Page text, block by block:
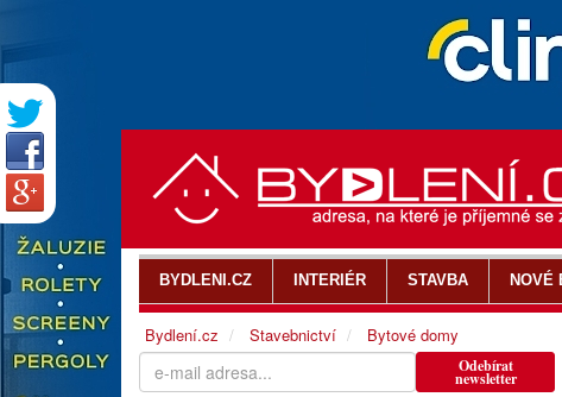
Odebírat
newsletter
BYDLENI.CZ INTERIÉR STAVBA NOVÉ
Bydlení.cz Stavebnictví Bytové domy